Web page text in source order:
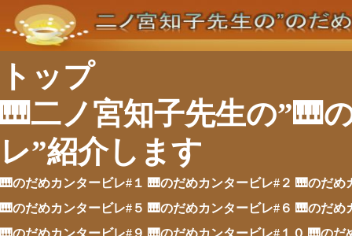
トップ
🎹二ノ宮知子先生の”🎹
レ”紹介します
🎹のだめカンタービレ#１ 🎹のだめカンタービレ#２ 🎹のだめ
🎹のだめカンタービレ#５ 🎹のだめカンタービレ#６ 🎹のだめ
🎹のだめカンタービレ#９ 🎹のだめカンタービレ#１０ 🎹のだ